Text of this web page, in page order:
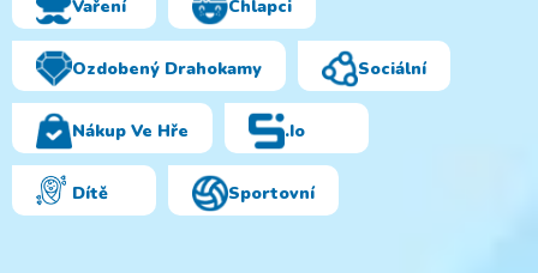
Vaření Chlapci
Ozdobený Drahokamy Sociální
Nákup Ve Hře .io
Dítě Sportovní